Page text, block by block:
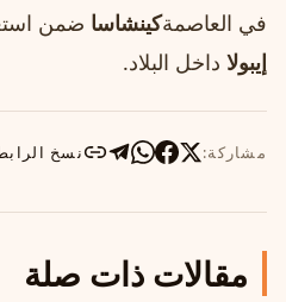
في العاصمةكينشاسا ضمن
إيبولا داخل البلاد.
مشاركة: نسخ
مقالات ذات صلة